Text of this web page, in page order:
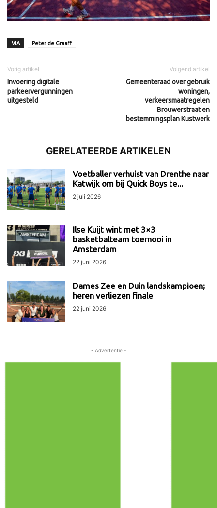
VIA Peter de Graaff
Vorig artikel
Invoering digitale
parkeervergunningen
uitgesteld
Volgend artikel
Gemeenteraad over gebruik
woningen,
verkeersmaatregelen
Brouwerstraat en
bestemmingsplan Kustwerk
GERELATEERDE ARTIKELEN
Voetballer verhuist van Drenthe naar
Katwijk om bij Quick Boys te...
2 juli 2026
Ilse Kuijt wint met 3×3
basketbalteam toernooi in
Amsterdam
22 juni 2026
Dames Zee en Duin landskampioen;
heren verliezen finale
22 juni 2026
- Advertentie -